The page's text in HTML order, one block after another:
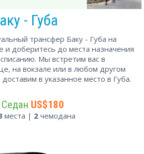
- Губа
трансфер Баку - Губа на
и доберитесь до места назначения
Мы встретим вас в
на вокзале или в любом другом
в указанное место в Губа.
Седан US$180
места | 2чемодана